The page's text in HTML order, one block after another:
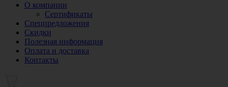
О компании
Сертификаты
Спецпредложения
Скидки
Полезная информация
Оплата и доставка
Контакты